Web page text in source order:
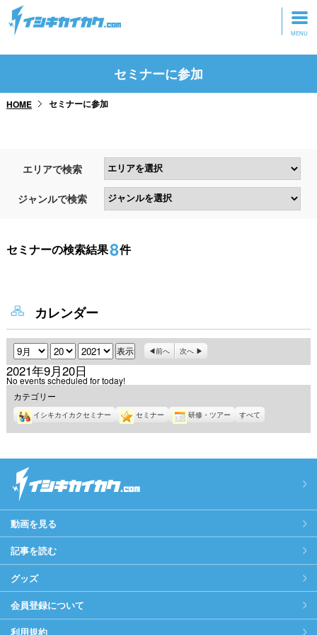
トップページ
研修・ツアーに参加
セミナーに参加
HOME セミナーに参加
エリアで検索
ジャンルで検索
セミナーの検索結果8件
カレンダー
月 日 年 前へ 次へ
2021年9月20日
No events scheduled for today!
カテゴリー
イシキカイカクセミナー セミナー 研修・ツアー すべて
動画を見る
記事を読む
グッズ
会員登録について